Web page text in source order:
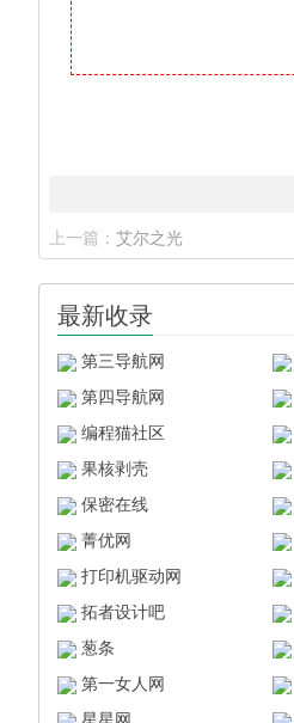
上一篇： 艾尔之光
最新收录
第三导航网
第四导航网
编程猫社区
果核剥壳
保密在线
菁优网
打印机驱动网
拓者设计吧
葱条
第一女人网